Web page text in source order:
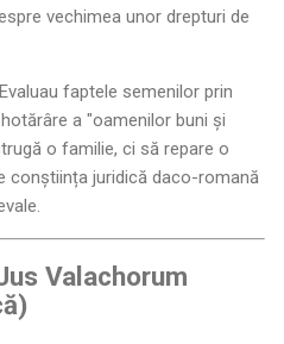
vechimea unor drepturi de
Evaluau faptele semenilor prin
a "oamenilor buni și
o familie, ci să repare o
conștiința juridică daco-romană
Valachorum